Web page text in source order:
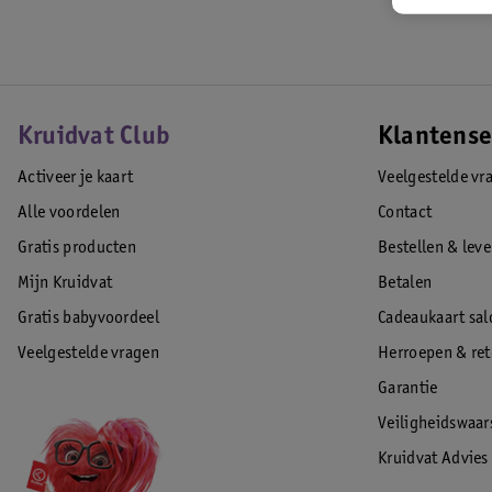
Kruidvat Club
Activeer je kaart
Alle voordelen
Gratis producten
Mijn Kruidvat
Gratis babyvoordeel
Veelgestelde vragen
Veelgestelde
Contact
Bestellen &
Betalen
Cadeaukaart
Herroepen &
Garantie
Kruidvat Advies